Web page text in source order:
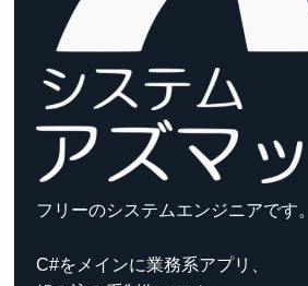
フリーのシステムエンジニアです。
C#をメインに業務系アプリ、